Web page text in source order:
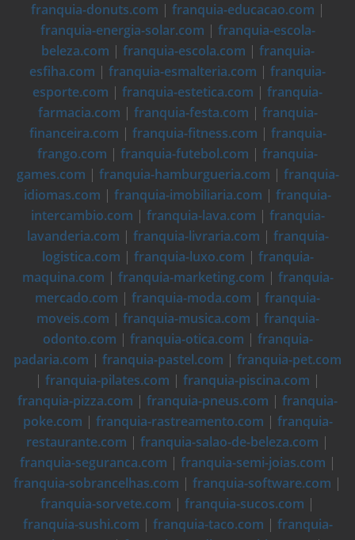
franquia-donuts.com | franquia-educacao.com |
franquia-energia-solar.com | franquia-escola-
beleza.com | franquia-escola.com | franquia-
esfiha.com | franquia-esmalteria.com | franquia-
esporte.com | franquia-estetica.com | franquia-
farmacia.com | franquia-festa.com | franquia-
financeira.com | franquia-fitness.com | franquia-
frango.com | franquia-futebol.com | franquia-
games.com | franquia-hamburgueria.com | franquia-
idiomas.com | franquia-imobiliaria.com | franquia-
intercambio.com | franquia-lava.com | franquia-
lavanderia.com | franquia-livraria.com | franquia-
logistica.com | franquia-luxo.com | franquia-
maquina.com | franquia-marketing.com | franquia-
mercado.com | franquia-moda.com | franquia-
moveis.com | franquia-musica.com | franquia-
odonto.com | franquia-otica.com | franquia-
padaria.com | franquia-pastel.com | franquia-pet.com
| franquia-pilates.com | franquia-piscina.com |
franquia-pizza.com | franquia-pneus.com | franquia-
poke.com | franquia-rastreamento.com | franquia-
restaurante.com | franquia-salao-de-beleza.com |
franquia-seguranca.com | franquia-semi-joias.com |
franquia-sobrancelhas.com | franquia-software.com |
franquia-sorvete.com | franquia-sucos.com |
franquia-sushi.com | franquia-taco.com | franquia-